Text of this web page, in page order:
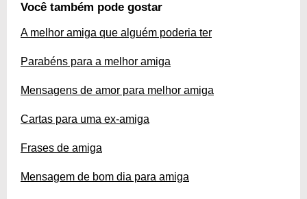
Você também pode gostar
A melhor amiga que alguém poderia ter
Parabéns para a melhor amiga
Mensagens de amor para melhor amiga
Cartas para uma ex-amiga
Frases de amiga
Mensagem de bom dia para amiga